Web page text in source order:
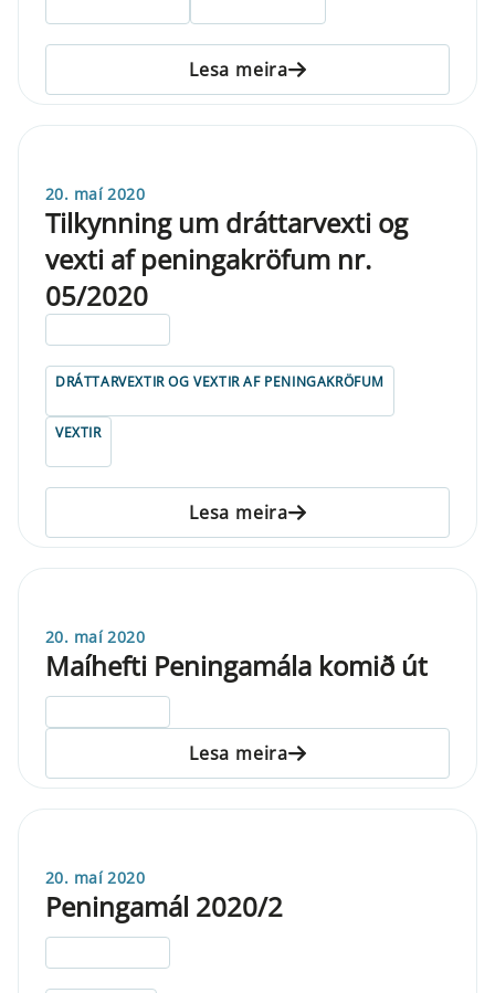
Lesa meira
20. maí 2020
Tilkynning um dráttarvexti og
vexti af peningakröfum nr.
05/2020
DRÁTTARVEXTIR OG VEXTIR AF PENINGAKRÖFUM
VEXTIR
Lesa meira
20. maí 2020
Maíhefti Peningamála komið út
Lesa meira
20. maí 2020
Peningamál 2020/2